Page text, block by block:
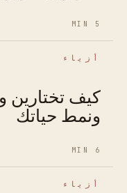
5 MIN
أزياء
كيف
ونمط حياتك
6 MIN
أزياء